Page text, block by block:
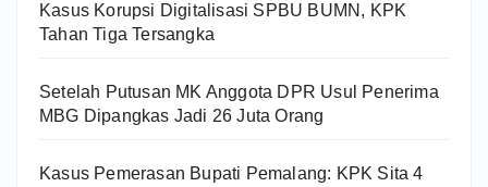
Kasus Korupsi Digitalisasi SPBU BUMN, KPK
Tahan Tiga Tersangka
Setelah Putusan MK Anggota DPR Usul Penerima
MBG Dipangkas Jadi 26 Juta Orang
Kasus Pemerasan Bupati Pemalang: KPK Sita 4